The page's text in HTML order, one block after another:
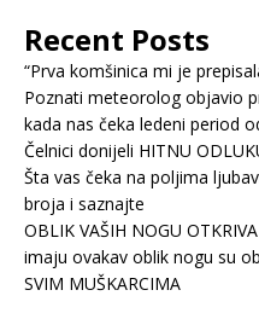
Recent Posts
“Prva komšinica mi je
Poznati meteorolog objavio
kada nas čeka ledeni period
Čelnici donijeli HITNU
Šta vas čeka na poljima
broja i saznajte
OBLIK VAŠIH NOGU
imaju ovakav oblik nogu su
SVIM MUŠKARCIMA